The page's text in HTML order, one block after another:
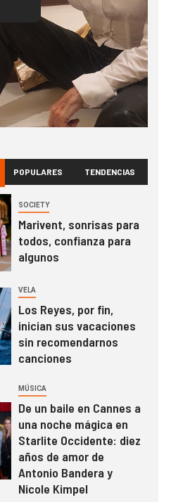
POPULARES TENDENCIAS
SOCIETY
Marivent, sonrisas para
todos, confianza para
algunos
VELA
Los Reyes, por fin,
inician sus vacaciones
sin recomendarnos
canciones
MÚSICA
De un baile en Cannes a
una noche mágica en
Starlite Occidente: diez
años de amor de
Antonio Bandera y
Nicole Kimpel